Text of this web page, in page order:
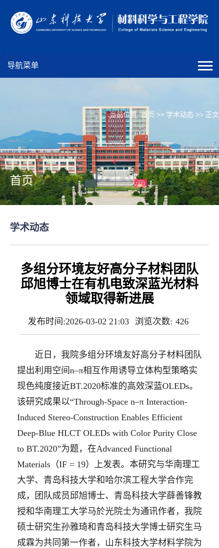
导航菜单
当前位置:首页 >> 学术动态 >> 正文
首页
学术动态
多组分环境友好高分子材料团队
邱旭博士在有机电致深蓝光材料
领域取得新进展
发布时间:2026-03-02 21:03 浏览次数: 426
近日，我院多组分环境友好高分子材料团队
提出利用空间n‒π相互作用诱导立体构型策略实
现色纯度接近BT.2020标准的高效深蓝OLEDs。
该研究成果以“Through-Space n‒π Interaction-
Induced Stereo-Construction Enables Efficient
Deep-Blue HLCT OLEDs with Color Purity Close
to BT.2020”为题，在Advanced Functional
Materials（IF = 19）上发表。本研究与华南理工
大学、青岛科技大学和哈尔滨工程大学合作完
成，团队成员邱旭博士、青岛科技大学薛善锋教
授和华南理工大学马於光院士为通讯作者，我院
硕士研究生孙雅琦和青岛科技大学博士研究生马
成霖为共同第一作者，山东科技大学材料学院为